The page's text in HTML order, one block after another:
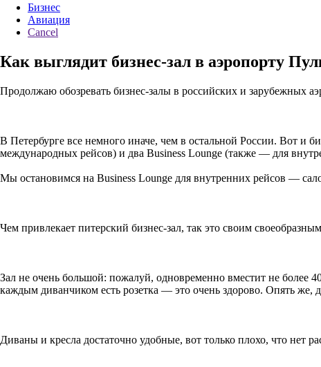
Бизнес
Авиация
Cancel
Как выглядит бизнес-зал в аэропорту
Продолжаю обозревать бизнес-залы в российских и зарубежных
В Петербурге все немного иначе, чем в остальной России. Вот и
международных рейсов) и два Business Lounge (также — для
Мы остановимся на Business Lounge для внутренних рейсов —
Чем привлекает питерский бизнес-зал, так это своим
Зал не очень большой: пожалуй, одновременно вместит не более
каждым диванчиком есть розетка — это очень здорово. Опять же,
Диваны и кресла достаточно удобные, вот только плохо, что